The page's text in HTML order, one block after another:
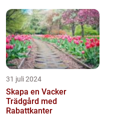
31 juli 2024
Skapa en Vacker
Trädgård med
Rabattkanter